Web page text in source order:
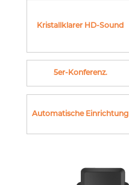
Kristallklarer HD-Sound
5er-Konferenz.
Automatische Einrichtung